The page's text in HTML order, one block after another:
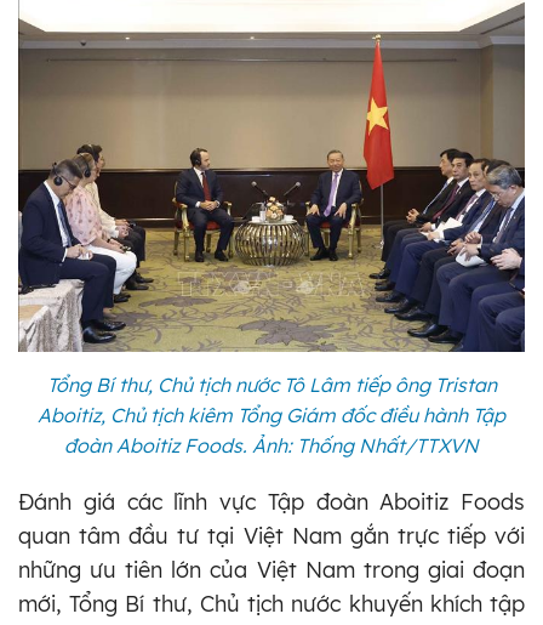
Tổng Bí thư, Chủ tịch nước Tô Lâm tiếp ông Tristan
Aboitiz, Chủ tịch kiêm Tổng Giám đốc điều hành Tập
đoàn Aboitiz Foods. Ảnh: Thống Nhất/TTXVN
Đánh giá các lĩnh vực Tập đoàn Aboitiz Foods
quan tâm đầu tư tại Việt Nam gắn trực tiếp với
những ưu tiên lớn của Việt Nam trong giai đoạn
mới, Tổng Bí thư, Chủ tịch nước khuyến khích tập